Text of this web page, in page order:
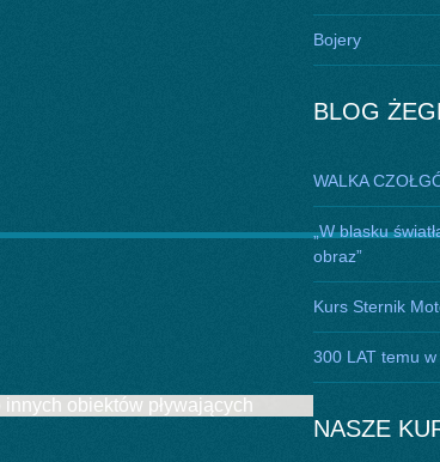
obiektów pływających
Bojery
BLOG
WALKA
„W blasku
obraz”
Kurs Sternik
300 LAT temu
NASZE